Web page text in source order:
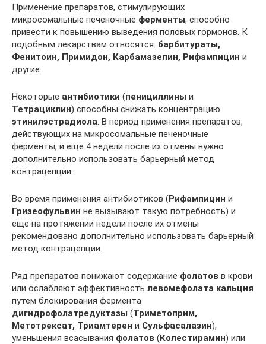
Применение препаратов, стимулирующих
микросомальные печеночные ферменты, способно
привести к повышению выведения половых гормонов. К
подобным лекарствам относятся: барбитураты,
Фенитоин, Примидон, Карбамазепин, Рифампицин и
другие.
Некоторые антибиотики (пенициллины и
Тетрациклин) способны снижать концентрацию
этинилэстрадиола. В период применения препаратов,
действующих на микросомальные печеночные
ферменты, и еще 4 недели после их отмены нужно
дополнительно использовать барьерный метод
контрацепции.
Во время применения антибиотиков (Рифампицин и
Гризеофульвин не вызывают такую потребность) и
еще на протяжении недели после их отмены
рекомендовано дополнительно использовать барьерный
метод контрацепции.
Ряд препаратов понижают содержание фолатов в крови
или ослабляют эффективность левомефолата кальция
путем блокирования фермента
дигидрофолатредуктазы (Триметоприм,
Метотрексат, Триамтерен и Сульфасалазин),
уменьшения всасывания фолатов (Колестирамин) или